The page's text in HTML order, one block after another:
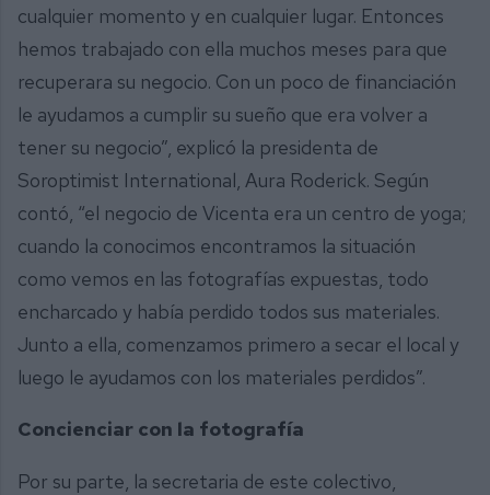
cualquier momento y en cualquier lugar. Entonces
hemos trabajado con ella muchos meses para que
recuperara su negocio. Con un poco de financiación
le ayudamos a cumplir su sueño que era volver a
tener su negocio”, explicó la presidenta de
Soroptimist International, Aura Roderick. Según
contó, “el negocio de Vicenta era un centro de yoga;
cuando la conocimos encontramos la situación
como vemos en las fotografías expuestas, todo
encharcado y había perdido todos sus materiales.
Junto a ella, comenzamos primero a secar el local y
luego le ayudamos con los materiales perdidos”.
Concienciar con la fotografía
Por su parte, la secretaria de este colectivo,